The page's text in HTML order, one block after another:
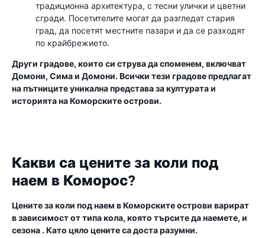
традиционна архитектура, с тесни улички и цветни
сгради. Посетителите могат да разгледат стария
град, да посетят местните пазари и да се разходят
по крайбрежието.
Други градове, които си струва да споменем, включват
Домони, Сима и Домони. Всички тези градове предлагат
на пътниците уникална представа за културата и
историята на Коморските острови.
Какви са цените за коли под
наем в Коморос?
Цените за коли под наем в Коморските острови варират
в зависимост от типа кола, която търсите да наемете, и
сезона . Като цяло цените са доста разумни.